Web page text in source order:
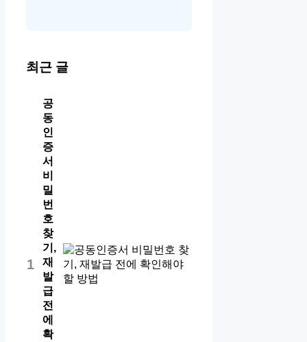
최근 글
1
공
동
인
증
서
비
밀
번
호
찾
기,
재
발
급
전
에
확